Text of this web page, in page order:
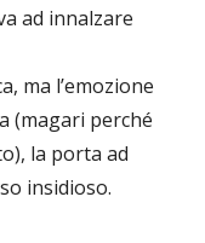
ad innalzare
ma l’emozione
(magari perché
la porta ad
insidioso.